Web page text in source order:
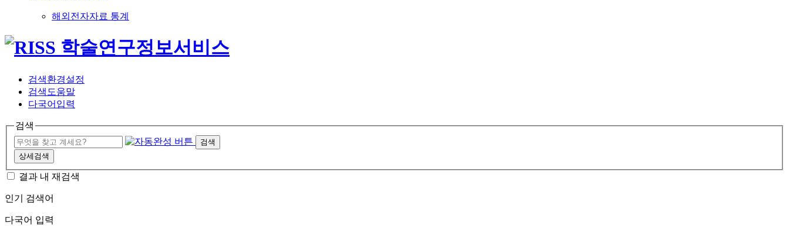
해외전자자료 통계
검색환경설정
검색도움말
다국어입력
검색
검색
상세검색
결과 내 재검색
인기 검색어
다국어 입력